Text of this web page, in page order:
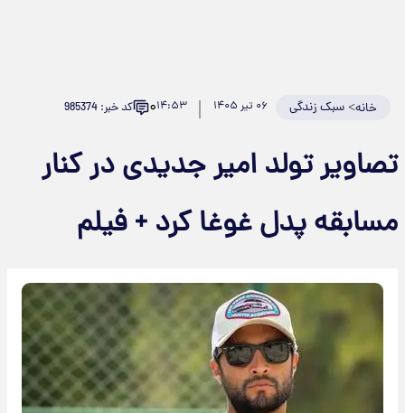
خانه>سبک زندگی ۰۶ تیر ۱۴۰۵ ۱۴:۵۳۰ کد خبر: 985374
تصاویر تولد امیر جدیدی در کنار
مسابقه پدل غوغا کرد + فیلم